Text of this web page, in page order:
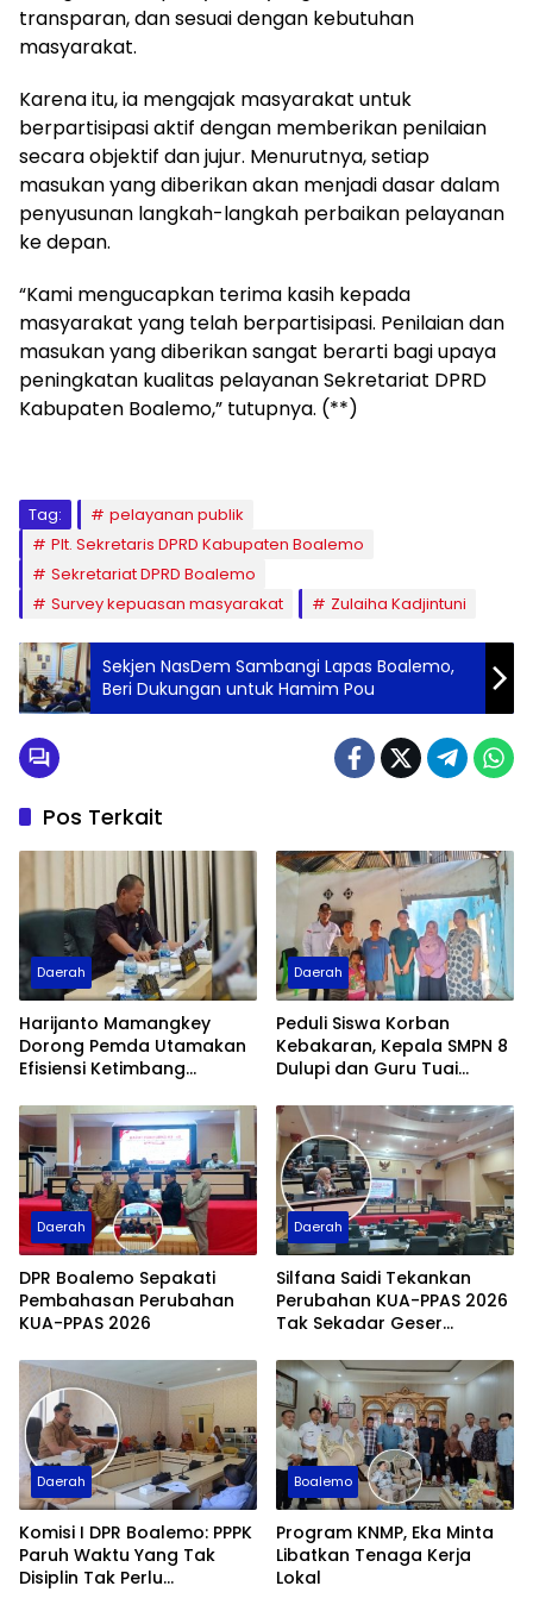
transparan, dan sesuai dengan kebutuhan
masyarakat.
Karena itu, ia mengajak masyarakat untuk
berpartisipasi aktif dengan memberikan penilaian
secara objektif dan jujur. Menurutnya, setiap
masukan yang diberikan akan menjadi dasar dalam
penyusunan langkah-langkah perbaikan pelayanan
ke depan.
“Kami mengucapkan terima kasih kepada
masyarakat yang telah berpartisipasi. Penilaian dan
masukan yang diberikan sangat berarti bagi upaya
peningkatan kualitas pelayanan Sekretariat DPRD
Kabupaten Boalemo,” tutupnya. (**)
Tag:
pelayanan publik
Plt. Sekretaris DPRD Kabupaten Boalemo
Sekretariat DPRD Boalemo
Survey kepuasan masyarakat
Zulaiha Kadjintuni
Sekjen NasDem Sambangi Lapas Boalemo,
Beri Dukungan untuk Hamim Pou
Pos Terkait
Daerah
Harijanto Mamangkey
Dorong Pemda Utamakan
Efisiensi Ketimbang
Miliar
Daerah
Peduli Siswa Korban
Kebakaran, Kepala SMPN 8
Dulupi dan Guru Tuai
Perjuangan
Daerah
DPR Boalemo Sepakati
Pembahasan Perubahan
KUA-PPAS 2026
Daerah
Silfana Saidi Tekankan
Perubahan KUA-PPAS 2026
Tak Sekadar Geser
Daerah
Komisi I DPR Boalemo: PPPK
Paruh Waktu Yang Tak
Disiplin Tak Perlu
Boalemo
Program KNMP, Eka Minta
Libatkan Tenaga Kerja
Lokal